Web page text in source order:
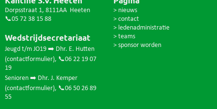
Dorpsstraat 1, 8111AA Heeten
📞05 72 38 15 88
Wedstrijdsecretariaat
Jeugd t/m JO19 ➡️ Dhr. E. Hutten
(contactformulier), 📞06 22 19 07
19
Senioren ➡️ Dhr. J. Kemper
(contactformulier), 📞06 50 26 89
55
> nieuws
> contact
> ledenadministratie
> teams
> sponsor worden